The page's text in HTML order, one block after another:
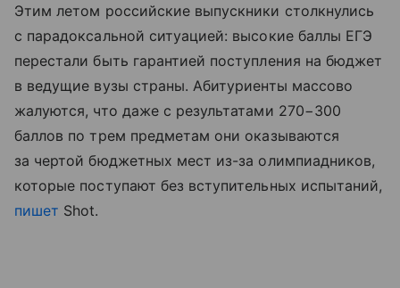
Этим летом российские выпускники столкнулись
с парадоксальной ситуацией: высокие баллы ЕГЭ
перестали быть гарантией поступления на бюджет
в ведущие вузы страны. Абитуриенты массово
жалуются, что даже с результатами 270−300
баллов по трем предметам они оказываются
за чертой бюджетных мест из-за олимпиадников,
которые поступают без вступительных испытаний,
пишет Shot.